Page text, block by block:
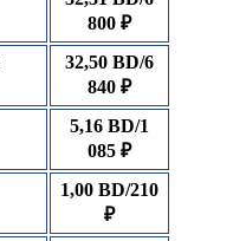
800 ₽
32,50 BD/6
840 ₽
5,16 BD/1
085 ₽
1,00 BD/210
₽